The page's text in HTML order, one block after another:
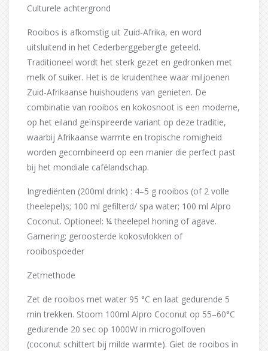
Culturele achtergrond
Rooibos is afkomstig uit Zuid-Afrika, en word
uitsluitend in het Cederberggebergte geteeld.
Traditioneel wordt het sterk gezet en gedronken met
melk of suiker. Het is de kruidenthee waar miljoenen
Zuid-Afrikaanse huishoudens van genieten. De
combinatie van rooibos en kokosnoot is een moderne,
op het eiland geïnspireerde variant op deze traditie,
waarbij Afrikaanse warmte en tropische romigheid
worden gecombineerd op een manier die perfect past
bij het mondiale cafélandschap.
Ingrediënten (200ml drink) : 4–5 g rooibos (of 2 volle
theelepel)s; 100 ml gefilterd/ spa water; 100 ml Alpro
Coconut. Optioneel: ¼ theelepel honing of agave.
Garnering: geroosterde kokosvlokken of
rooibospoeder
Zetmethode
Zet de rooibos met water 95 °C en laat gedurende 5
min trekken. Stoom 100ml Alpro Coconut op 55–60°C
gedurende 20 sec op 1000W in microgolfoven
(coconut schittert bij milde warmte). Giet de rooibos in